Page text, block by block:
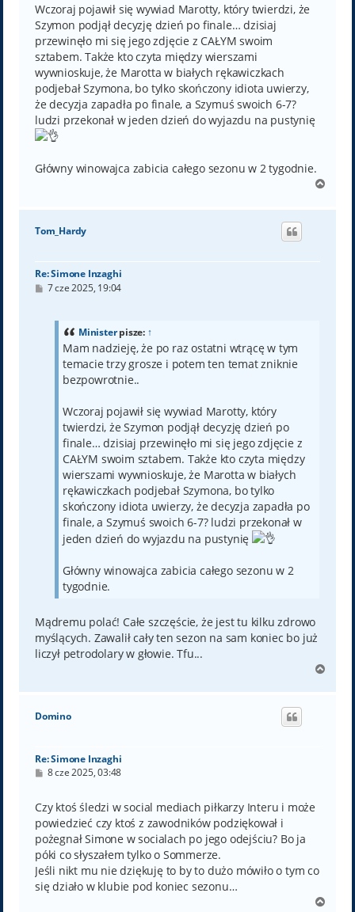
Wczoraj pojawił się wywiad Marotty, który twierdzi, że
Szymon podjął decyzję dzień po finale… dzisiaj
przewinęło mi się jego zdjęcie z CAŁYM swoim
sztabem. Także kto czyta między wierszami
wywnioskuje, że Marotta w białych rękawiczkach
podjebał Szymona, bo tylko skończony idiota uwierzy,
że decyzja zapadła po finale, a Szymuś swoich 6-7?
ludzi przekonał w jeden dzień do wyjazdu na pustynię
Główny winowajca zabicia całego sezonu w 2 tygodnie.
g
Tom_Hardy
Re: Simone Inzaghi
P7 cze 2025, 19:04
Ministerpisze: ↑
Mam nadzieję, że po raz ostatni wtrącę w tym
temacie trzy grosze i potem ten temat zniknie
bezpowrotnie..
Wczoraj pojawił się wywiad Marotty, który
twierdzi, że Szymon podjął decyzję dzień po
finale… dzisiaj przewinęło mi się jego zdjęcie z
CAŁYM swoim sztabem. Także kto czyta między
wierszami wywnioskuje, że Marotta w białych
rękawiczkach podjebał Szymona, bo tylko
skończony idiota uwierzy, że decyzja zapadła po
finale, a Szymuś swoich 6-7? ludzi przekonał w
jeden dzień do wyjazdu na pustynię
Główny winowajca zabicia całego sezonu w 2
tygodnie.
Mądremu polać! Całe szczęście, że jest tu kilku zdrowo
myślących. Zawalił cały ten sezon na sam koniec bo już
liczył petrodolary w głowie. Tfu...
g
Domino
Re: Simone Inzaghi
P
t
8 cze 2025, 03:48
Czy ktoś śledzi w social mediach piłkarzy Interu i może
powiedzieć czy ktoś z zawodników podziękował i
pożegnał Simone w socialach po jego odejściu? Bo ja
póki co słyszałem tylko o Sommerze.
Jeśli nikt mu nie dziękuję to by to dużo mówiło o tym co
się działo w klubie pod koniec sezonu…